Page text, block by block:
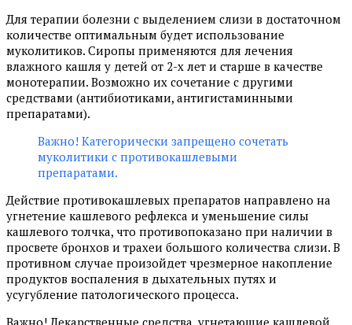
Для терапии болезни с выделением слизи в достаточном
количестве оптимальным будет использование
муколитиков. Сиропы применяются для лечения
влажного кашля у детей от 2-х лет и старше в качестве
монотерапии. Возможно их сочетание с другими
средствами (антибиотиками, антигистаминными
препаратами).
Важно! Категорически запрещено сочетать
муколитики с противокашлевыми
препаратами.
Действие противокашлевых препаратов направлено на
угнетение кашлевого рефлекса и уменьшение силы
кашлевого толчка, что противопоказано при наличии в
просвете бронхов и трахеи большого количества слизи. В
противном случае произойдет чрезмерное накопление
продуктов воспаления в дыхательных путях и
усугубление патологического процесса.
Важно! Лекарственные средства, угнетающие кашлевой